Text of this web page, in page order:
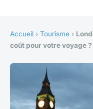
Accueil › Tourisme ›
coût pour votre voyage ?